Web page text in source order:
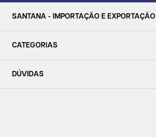
SANTANA - IMPORTAÇÃO E EXPORTAÇÃO
CATEGORIAS
DÚVIDAS